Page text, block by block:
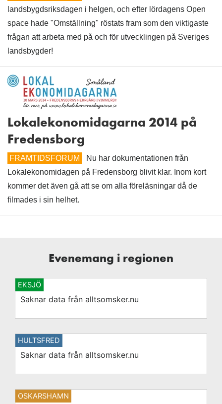
landsbygdsriksdagen i helgen, och efter lördagens Open
space hade "Omställning" röstats fram som den viktigaste
frågan att arbeta med på och för utvecklingen på Sveriges
landsbygder!
Lokalekonomidagarna 2014 på
Fredensborg
FRAMTIDSFORUM
Nu har dokumentationen från
Lokalekonomidagen på Fredensborg blivit klar. Inom kort
kommer det även gå att se om alla föreläsningar då de
filmades i sin helhet.
Evenemang i regionen
EKSJÖ
Saknar data från alltsomsker.nu
HULTSFRED
Saknar data från alltsomsker.nu
OSKARSHAMN